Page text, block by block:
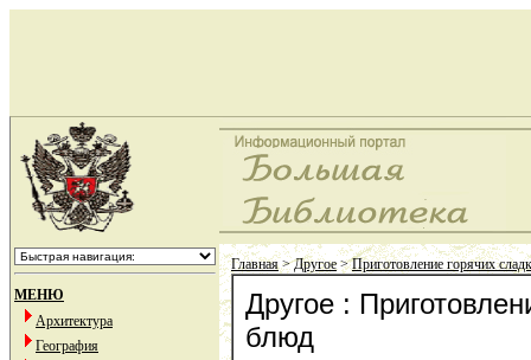
МЕНЮ
Архитектура
География
Главная>Другое>Приготовление горячих
Другое :
блюд